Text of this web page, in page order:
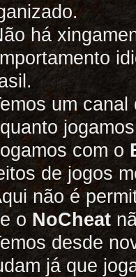
há
um
com o
de jogos
não é
o NoCheat
desde
já que